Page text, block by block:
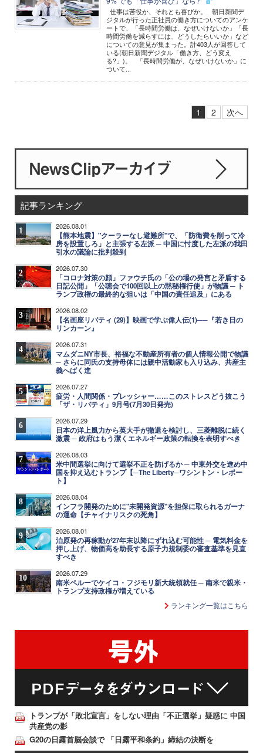
仕事は苦役か、それとも喜びか。 朝日新聞デ
ジタルが行った正社員の働き方についてのアンケ
ートで、「長時間労働は、なぜいけないか」「長
時間労働を減らすには、どうしたらいいか」など
についての意見が集まった。計403人が回答して
いる(朝日新聞デジタル「働き方、どう変え
る?」)。 「長時間労働が、なぜいけないか」に
ついて...
1 2 次へ
記事ランキング
1 2026.08.01
【熊本地震】"クーラーなし避難所"で、「防衛費を削って冷
房を設置しろ」と主張する左派 ─ 中国に忖度した左派の我田
引水の議論に批判殺到
2 2026.07.30
「コロナ対策の顔」ファウチ氏の「公の場の発言と矛盾する
日記公開」「公聴会で100回以上の黙秘権行使」が物議 ─ ト
ランプ政権の最終的な狙いは「中国の責任追及」にある
3 2026.08.02
【名画座リバティ (29)】映画で学ぶ偉人伝(1)──『若き日の
リンカーン』
4 2026.07.31
マムダニNY市長、裕福な不動産所有者の個人情報公開で物議
─ さらに同氏の支持母体には親中活動家も入り込み、共産主
義へばく進
5 2026.07.27
疲労・人間関係・プレッシャー……このストレスどう抜こう
「ザ・リバティ」9月号(7月30日発売)
6 2026.07.29
日本の洋上風力から英大手が撤退を検討し、三菱離脱に続く
激震 ─ 政府はもう潔くエネルギー政策の転換を表明すべき
7 2026.08.03
米中間選挙に向けて選挙不正を防げるか ─ 中東外交を進め中
国を抑え込むトランプ【─The Liberty─ワシントン・レポー
ト】
8 2026.08.04
インフラ開発のために"未開発資源"を担保に取られるガーナ
の運命【チャイナリスクの死角】
9 2026.08.01
泊原発の再稼動が27年末以降にずれ込む可能性 ─ 電気料金を
押し上げ、物価高を助長する原子力規制委の審査基準を見直
すべき
10 2026.07.29
南米ペルーでケイコ・フジモリ新大統領就任 ─ 南米で親米・
トランプ支持政権が増えている
ランキング一覧はこちら
トランプが「敗北宣言」をしない理由「不正選挙」疑惑に 中国
共産党の影
G20の日露首脳会談で 「日露平和条約」締結の決断を